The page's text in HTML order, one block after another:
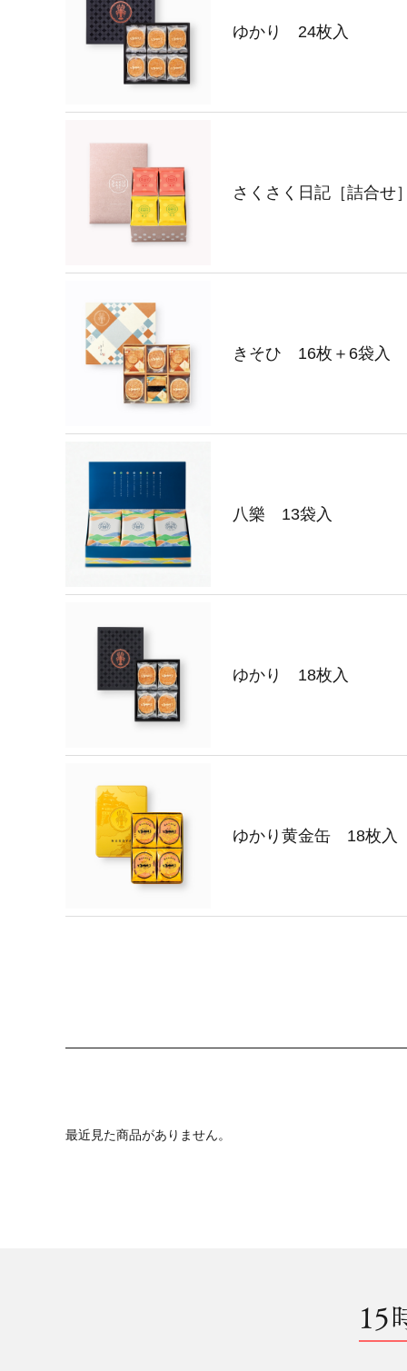
ゆかり 24枚入
さくさく日記［詰合せ
きそひ 16枚＋6袋入
八樂 13袋入
ゆかり 18枚入
ゆかり黄金缶 18枚入
最近見た商品がありません。
15